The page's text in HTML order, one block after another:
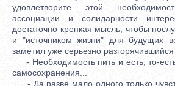
удовлетворите этой
ассоциации и солидарности
достаточно крепкая мысль, чтобы
и "источником жизни" для будущих
заметил уже серьезно разгорячившийся
- Необходимость пить и есть, то-
самосохранения...
- Да разве мало одного только